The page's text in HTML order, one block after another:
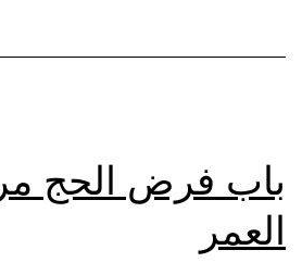
باب فرض الحج
العمر